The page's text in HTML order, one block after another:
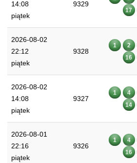
14:08
piątek
9329
17
2026-08-02
22:12
piątek
9328
1 2
16
2026-08-02
14:08
piątek
9327
1 4
14
2026-08-01
22:16
piątek
9326
1 4
16